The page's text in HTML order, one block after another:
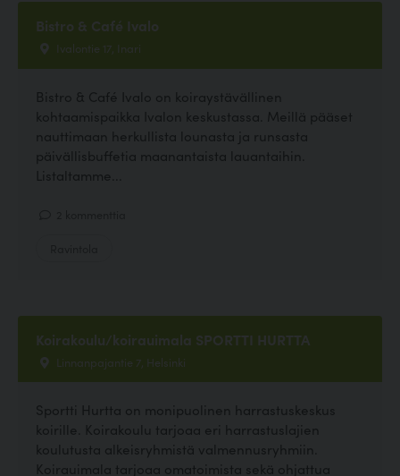
Bistro & Café Ivalo
Ivalontie 17, Inari
Bistro & Café Ivalo on koiraystävällinen
kohtaamispaikka Ivalon keskustassa. Meillä pääset
nauttimaan herkullista lounasta ja runsasta
päivällisbuffetia maanantaista lauantaihin.
Listaltamme...
Koirakoulu/koirauimala SPORTTI HURTTA
Linnanpajantie 7, Helsinki
Sportti Hurtta on monipuolinen harrastuskeskus
koirille. Koirakoulu tarjoaa eri harrastuslajien
koulutusta alkeisryhmistä valmennusryhmiin.
Koirauimala tarjoaa omatoimista sekä ohjattua